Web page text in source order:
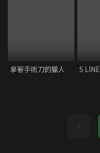
拿著手術刀的獵人 S LINE